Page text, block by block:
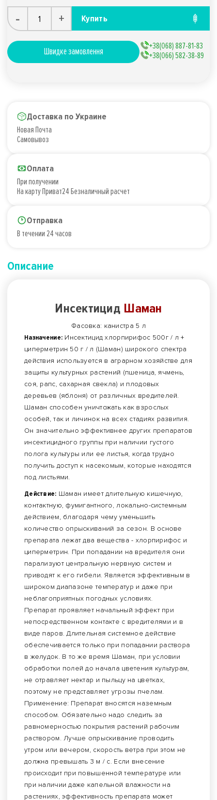
- + Купить
Швидке замовлення
+38(068) 887-81-83
+38(066) 582-38-89
Доставка по Украине
Новая Почта
Самовывоз
Оплата
При получении
На карту Приват24 Безналичный расчет
Отправка
В течении 24 часов
Описание
Инсектицид Шаман
Фасовка: канистра 5 л
Назначение: Инсектицид хлорпирифос 500г / л +
циперметрин 50 г / л (Шаман) широкого спектра
действия используется в аграрном хозяйстве для
защиты культурных растений (пшеница, ячмень,
соя, рапс, сахарная свекла) и плодовых
деревьев (яблоня) от различных вредителей.
Шаман способен уничтожать как взрослых
особей, так и личинок на всех стадиях развития.
Он значительно эффективнее других препаратов
инсектицидного группы при наличии густого
полога культуры или ее листья, когда трудно
получить доступ к насекомым, которые находятся
под листьями.
Действие: Шаман имеет длительную кишечную,
контактную, фумигантного, локально-системным
действием, благодаря чему уменьшить
количество опрыскиваний за сезон. В основе
препарата лежат два вещества - хлорпирифос и
циперметрин. При попадании на вредителя они
парализуют центральную нервную систем и
приводят к его гибели. Является эффективным в
широком диапазоне температур и даже при
неблагоприятных погодных условиях.
Препарат проявляет начальный эффект при
непосредственном контакте с вредителями и в
виде паров. Длительная системное действие
обеспечивается только при попадании раствора
в желудок. В то же время Шаман, при условии
обработки полей до начала цветения культурам,
не отравляет нектар и пыльцу на цветках,
поэтому не представляет угрозы пчелам.
Применение: Препарат вносятся наземным
способом. Обязательно надо следить за
равномерностью покрытия растений рабочим
раствором. Лучше опрыскивание проводить
утром или вечером, скорость ветра при этом не
должна превышать 3 м / с. Если внесение
происходит при повышенной температуре или
при наличии даже капельной влажности на
растениях, эффективность препарата может